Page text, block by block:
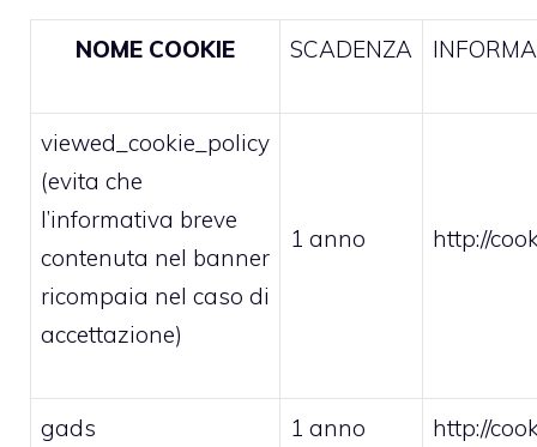
NOME COOKIE SCADENZA
viewed_cookie_policy
(evita che
l’informativa breve
contenuta nel banner
ricompaia nel caso di
accettazione)
1 anno http://
gads 1 anno http://